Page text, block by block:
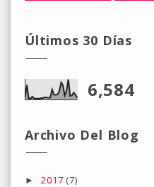
Últimos 30 Días
6,584
Archivo Del Blog
►2017 (7)